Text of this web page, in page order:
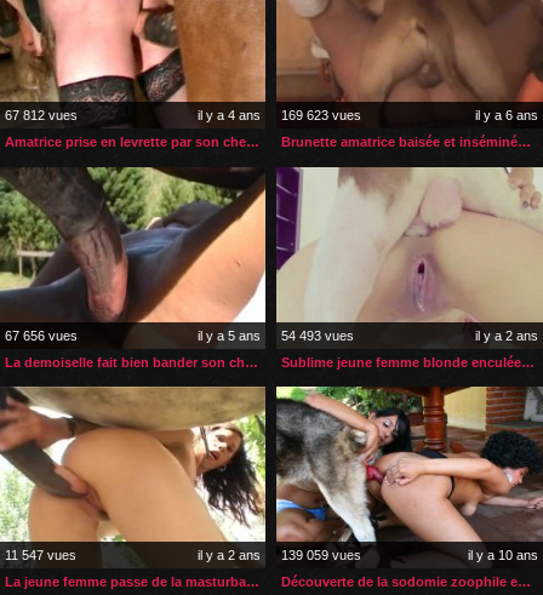
67 812 vues
il y a 4 ans
Amatrice prise en levrette par son cheval
169 623 vues
il y a 6 ans
Brunette amatrice baisée et inséminée par son chien
67 656 vues
il y a 5 ans
La demoiselle fait bien bander son cheval avant le sexe extrême
54 493 vues
il y a 2 ans
Sublime jeune femme blonde enculée par son chien
11 547 vues
il y a 2 ans
La jeune femme passe de la masturbation à la zoophilie extrême
139 059 vues
il y a 10 ans
Découverte de la sodomie zoophile entre filles